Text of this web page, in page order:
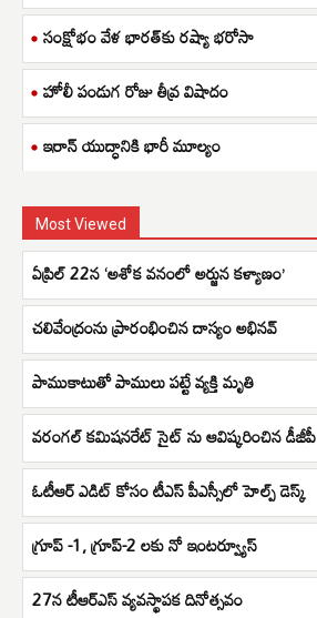
సంక్షోభం వేళ భారత్‌కు రష్యా భరోసా
హోలీ పండుగ రోజు తీవ్ర విషాదం
ఇరాన్ యుద్ధానికి భారీ మూల్యం
Most Viewed
ఏప్రిల్ 22న ‘అశోక వనంలో అర్జున కళ్యాణం’
చలివేంద్రంను ప్రారంభించిన దాస్యం అభినవ్
పాముకాటుతో పాములు పట్టే వ్యక్తి మృతి
వరంగల్ కమిషనరేట్ సైట్ ను ఆవిష్కరించిన డీజీపీ
ఓటీఆర్ ఎడిట్ కోసం టీఎస్ పీఎస్సీలో హెల్ప్ డెస్క్
గ్రూప్ -1, గ్రూప్-2 లకు నో ఇంటర్వ్యూస్
27న టీఆర్ఎస్ వ్యవస్థాపక దినోత్సవం